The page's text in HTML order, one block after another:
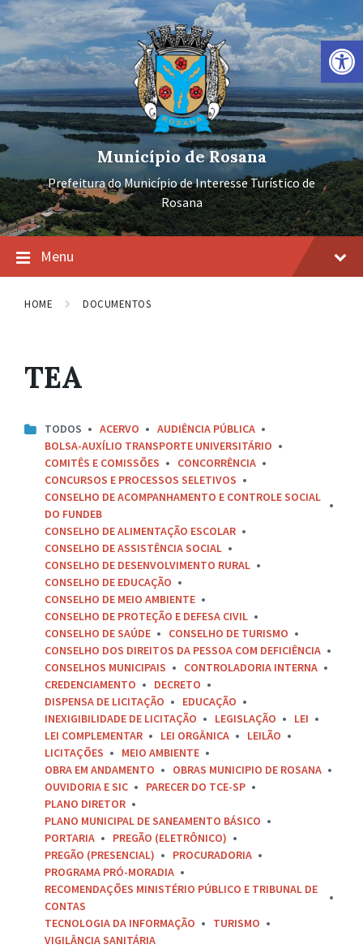
Barra de Ferramentas Aberta
Ir
para
conteúdo
Pular
para
navegação
principal
Pular
para
rodapé
Município de Rosana
Prefeitura do Município de Interesse Turístico de
Rosana
Menu
HOME DOCUMENTOS
TEA
TODOS ACERVO
AUDIÊNCIA PÚBLICA
BOLSA-AUXÍLIO TRANSPORTE UNIVERSITÁRIO
COMITÊS E COMISSÕES
CONCORRÊNCIA
CONCURSOS E PROCESSOS SELETIVOS
CONSELHO DE ACOMPANHAMENTO E CONTROLE SOCIAL
DO FUNDEB
CONSELHO DE ALIMENTAÇÃO ESCOLAR
CONSELHO DE ASSISTÊNCIA SOCIAL
CONSELHO DE DESENVOLVIMENTO RURAL
CONSELHO DE EDUCAÇÃO
CONSELHO DE MEIO AMBIENTE
CONSELHO DE PROTEÇÃO E DEFESA CIVIL
CONSELHO DE SAÚDE
CONSELHO DE TURISMO
CONSELHO DOS DIREITOS DA PESSOA COM DEFICIÊNCIA
CONSELHOS MUNICIPAIS
CONTROLADORIA INTERNA
CREDENCIAMENTO
DECRETO
DISPENSA DE LICITAÇÃO
EDUCAÇÃO
INEXIGIBILIDADE DE LICITAÇÃO
LEGISLAÇÃO
LEI
LEI COMPLEMENTAR
LEI ORGÂNICA
LEILÃO
LICITAÇÕES
MEIO AMBIENTE
OBRA EM ANDAMENTO
OBRAS MUNICIPIO DE ROSANA
OUVIDORIA E SIC
PARECER DO TCE-SP
PLANO DIRETOR
PLANO MUNICIPAL DE SANEAMENTO BÁSICO
PORTARIA
PREGÃO (ELETRÔNICO)
PREGÃO (PRESENCIAL)
PROCURADORIA
PROGRAMA PRÓ-MORADIA
RECOMENDAÇÕES MINISTÉRIO PÚBLICO E TRIBUNAL DE
CONTAS
TECNOLOGIA DA INFORMAÇÃO
TURISMO
VIGILÂNCIA SANITÁRIA